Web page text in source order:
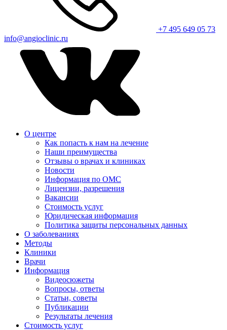
+7 495 649 05 73
info@angioclinic.ru
О центре
Как попасть к нам на лечение
Наши преимущества
Отзывы о врачах и клиниках
Новости
Информация по ОМС
Лицензии, разрешения
Вакансии
Стоимость услуг
Юридическая информация
Политика защиты персональных данных
О заболеваниях
Методы
Клиники
Врачи
Информация
Видеосюжеты
Вопросы, ответы
Статьи, советы
Публикации
Результаты лечения
Стоимость услуг